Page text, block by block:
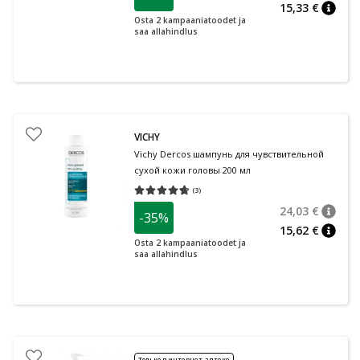
Osta 2 kampaaniatoodet ja
saa allahindlus
15,33 €
VICHY
Vichy Dercos шампунь для чувствительной
сухой кожи головы 200 мл
(3)
Средняя оценка 4.67
-35%
Osta 2 kampaaniatoodet ja
saa allahindlus
24,03 €
15,62 €